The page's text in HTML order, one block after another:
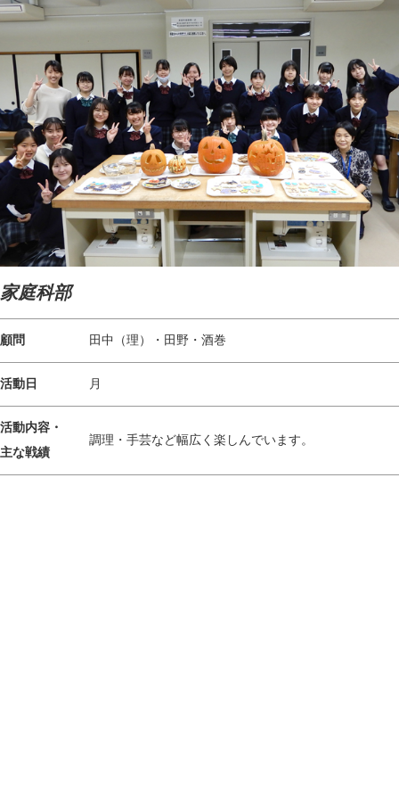
家庭科部
顧問 田中（理）・田野・酒巻
活動日 月
活動内容・
主な戦績
調理・手芸など幅広く楽しんでいます。